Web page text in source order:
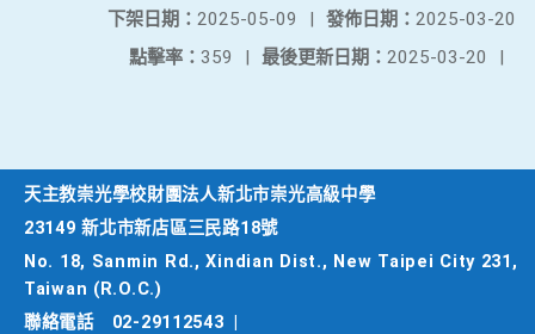
發佈日期： 2025-03-20
下架日期： 2025-05-09
|
最後更新日期： 2025-03-20 |
點擊率： 359 |
天主教崇光學校財團法人新北市崇光高級中學
23149 新北市新店區三民路18號
No. 18, Sanmin Rd., Xindian Dist., New Taipei City 231,
Taiwan (R.O.C.)
聯絡電話
02-29112543